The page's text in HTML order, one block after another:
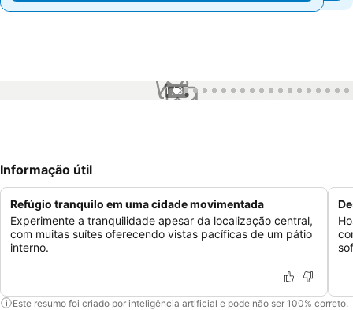
1 / 87
Informação útil
Refúgio tranquilo em uma cidade movimentada
Experimente a tranquilidade apesar da localização central,
com muitas suítes oferecendo vistas pacíficas de um pátio
interno.
Este resumo foi criado por inteligência artificial e pode não ser 100% correto.